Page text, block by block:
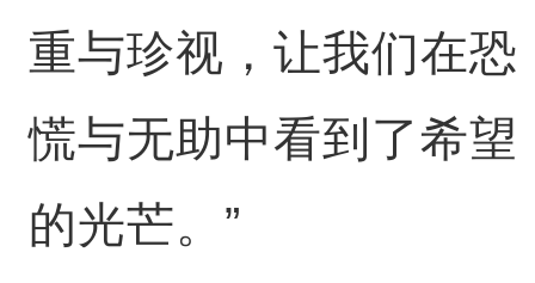
重与珍视，让我们在恐
慌与无助中看到了希望
的光芒。”